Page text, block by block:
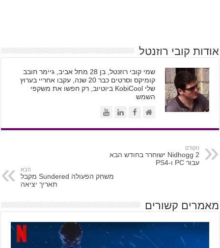
אודות קובי רוזנטל
שמי קובי רוזנטל, בן 28 מתל אביב, גיימר חובב
קומיקס וסרטים כבר 20 שנה, עקבו אחריי בערוץ
שלי KobiCool ביוטיוב, רק חפשו את משקפי
השמש
הקודם
Nidhogg 2 ישוחרר בחודש הבא
עבור PC ו-PS4
הבא
משחק הפעולה Sundered מקבל
תאריך יציאה
מאמרים קשורים